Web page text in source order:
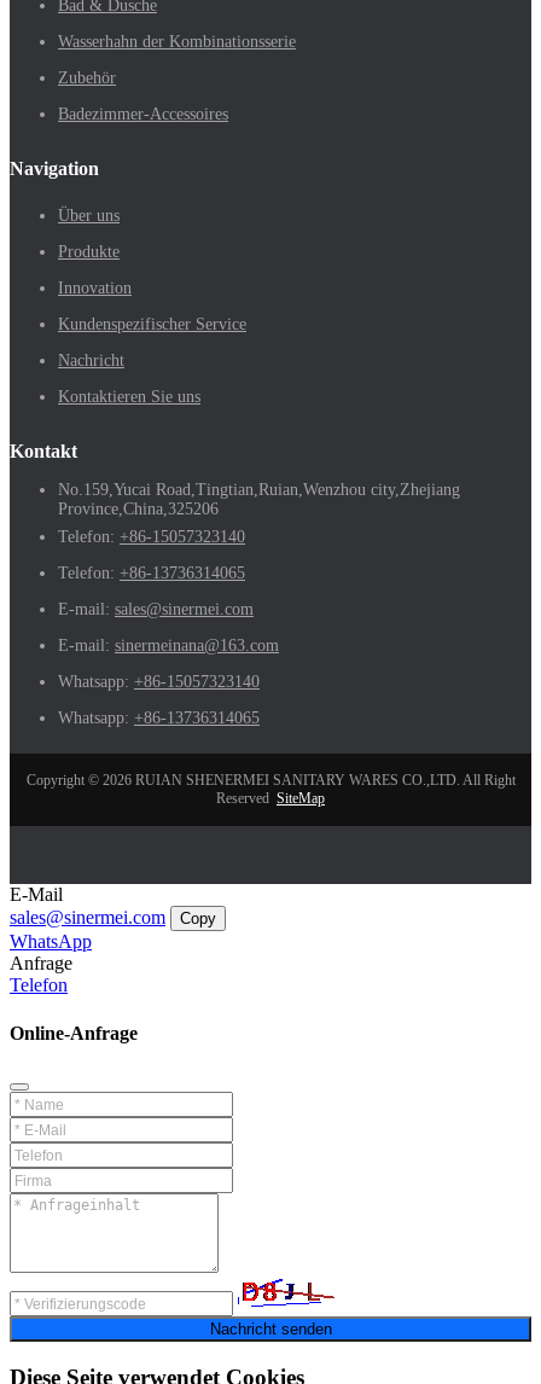
Bad & Dusche
Wasserhahn der Kombinationsserie
Zubehör
Badezimmer-Accessoires
Navigation
Über uns
Produkte
Innovation
Kundenspezifischer Service
Nachricht
Kontaktieren Sie uns
Kontakt
No.159,Yucai Road,Tingtian,Ruian,Wenzhou city,Zhejiang
Province,China,325206
Telefon: +86-15057323140
Telefon: +86-13736314065
E-mail: sales@sinermei.com
E-mail: sinermeinana@163.com
Whatsapp: +86-15057323140
Whatsapp: +86-13736314065
Copyright © 2026 RUIAN SHENERMEI SANITARY WARES CO.,LTD. All Right
Reserved SiteMap
E-Mail
sales@sinermei.com
Copy
WhatsApp
Anfrage
Telefon
Online-Anfrage
Nachricht senden
Diese Seite verwendet Cookies